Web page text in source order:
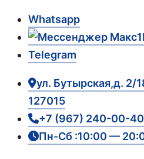
Whatsapp
Telegram
ул. Бутырская,д. 2/
127015
+7 (967) 240-00-40
Пн-Сб :10:00 —